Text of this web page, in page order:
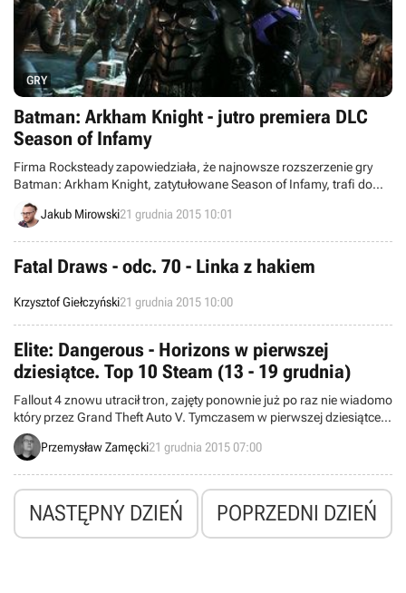
GRY
Batman: Arkham Knight - jutro premiera DLC
Season of Infamy
Firma Rocksteady zapowiedziała, że najnowsze rozszerzenie gry
Batman: Arkham Knight, zatytułowane Season of Infamy, trafi do
graczy 22 grudnia. Zaprezentowano także filmik, na którym
możemy zobaczyć fragmenty rozgrywki z nadchodzącego DLC.
Jakub Mirowski21 grudnia 2015 10:01
Fatal Draws - odc. 70 - Linka z hakiem
Krzysztof Giełczyński21 grudnia 2015 10:00
Elite: Dangerous - Horizons w pierwszej
dziesiątce. Top 10 Steam (13 - 19 grudnia)
Fallout 4 znowu utracił tron, zajęty ponownie już po raz nie wiadomo
który przez Grand Theft Auto V. Tymczasem w pierwszej dziesiątce
hitów Steama, najpopularniejszej platformy cyfrowej dystrybucji na
PC, debiutuje Horizons - dodatek do Elite: Dangerous umożliwiający
Przemysław Zamęcki21 grudnia 2015 07:00
NASTĘPNY DZIEŃ POPRZEDNI DZIEŃ